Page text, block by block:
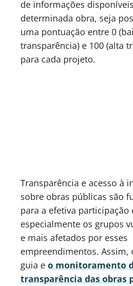
de informações
determinada obra, seja
uma pontuação entre 0
transparência) e 100 (alta
para cada projeto.
Transparência e acesso à
sobre obras públicas são
para a efetiva participação
especialmente os grupos
e mais afetados por esses
empreendimentos. Assim,
guia e o monitoramento
transparência das obras